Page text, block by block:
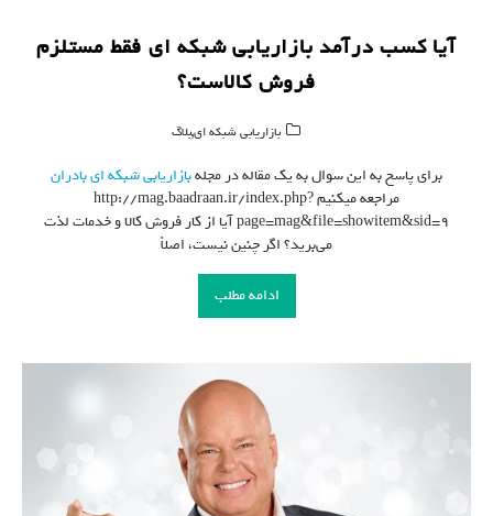
آیا کسب درآمد بازاریابی شبکه ای فقط مستلزم
فروش کالاست؟
بازاریابی شبکه ای,بلاگ
برای پاسخ به این سوال به یک مقاله در مجلهبازاریابی شبکه ایبادران
مراجعه میکنیم http://mag.baadraan.ir/index.php?
page=mag&file=showitem&sid=9 آیا از کار فروش کالا و خدمات لذت
می‌برید؟ اگر چنین نیست، اصلاً
ادامه مطلب